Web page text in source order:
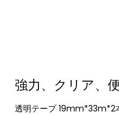
強力、クリア、
透明テープ 19mm*33m*2